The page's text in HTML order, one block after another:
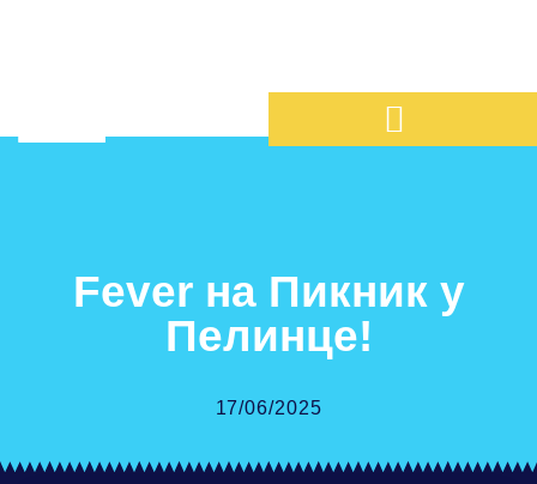
Fever на Пикник у
Пелинце!
17/06/2025